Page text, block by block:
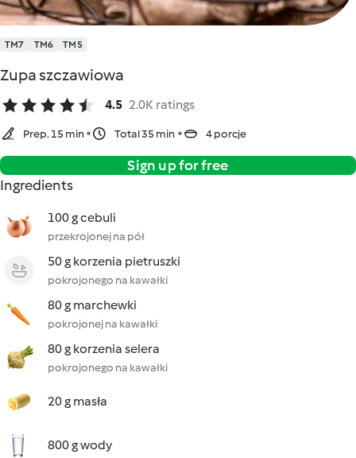
TM7 TM6 TM5
Zupa szczawiowa
4.5 2.0K ratings
Prep. 15 min Total 35 min 4 porcje
Sign up for free
Ingredients
100 g cebuli
przekrojonej na pół
50 g korzenia pietruszki
pokrojonego na kawałki
80 g marchewki
pokrojonej na kawałki
80 g korzenia selera
pokrojonego na kawałki
20 g masła
800 g wody